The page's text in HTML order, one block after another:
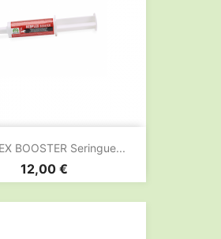
BOOSTER Seringue...
Prix
12,00 €